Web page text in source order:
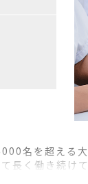
局時間に合わ
全額支給され
理なく活躍して
名を超える大
長く働き続け